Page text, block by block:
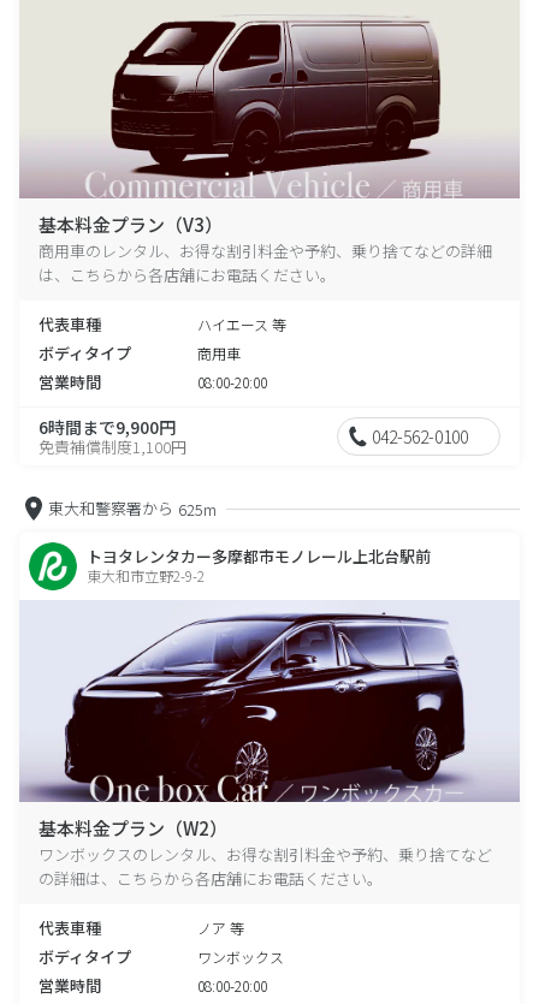
基本料金プラン（V3）
商用車のレンタル、お得な割引料金や予約、乗り捨てなどの詳細
は、こちらから各店舗にお電話ください。
代表車種 ハイエース 等
ボディタイプ 商用車
営業時間 08:00-20:00
6時間まで9,900円
免責補償制度1,100円 042-562-0100
東大和警察署から 625m
トヨタレンタカー多摩都市モノレール上北台駅前
東大和市立野2-9-2
基本料金プラン（W2）
ワンボックスのレンタル、お得な割引料金や予約、乗り捨てなど
の詳細は、こちらから各店舗にお電話ください。
代表車種 ノア 等
ボディタイプ ワンボックス
営業時間 08:00-20:00